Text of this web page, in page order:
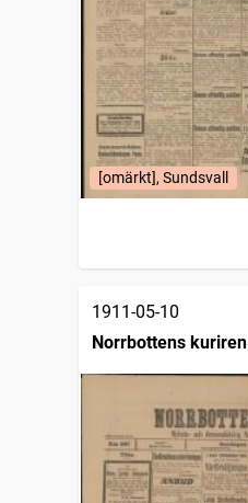
[omärkt], Sundsvall
1911-05-10
Norrbottens kuriren